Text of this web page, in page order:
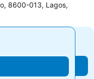
8600-013, Lagos,